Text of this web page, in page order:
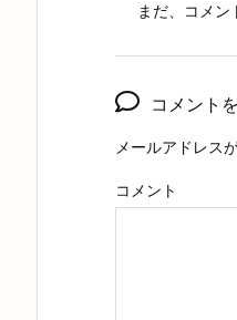
まだ、コメン
コメント
メールアドレス
コメント